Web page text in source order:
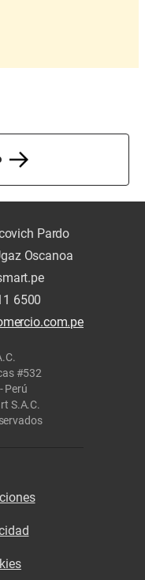
Pardo
Oscanoa
6500
#532
Perú
S.A.C.